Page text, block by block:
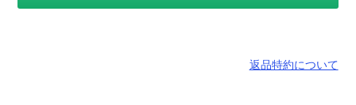
返品特約について